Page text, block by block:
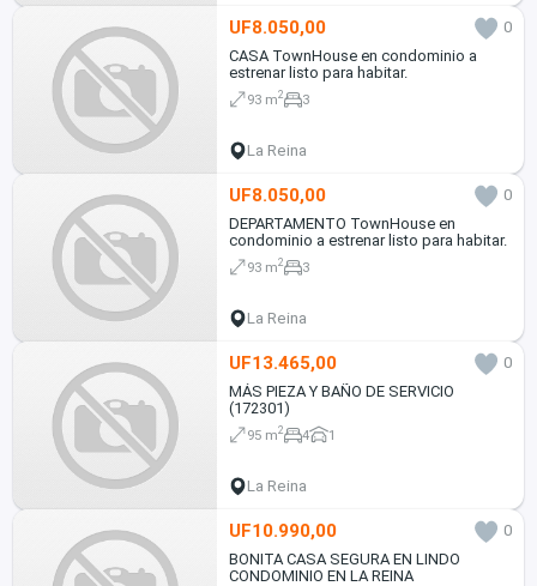
UF8.050,00
0
CASA TownHouse en condominio a
estrenar listo para habitar.
93 m2 3
La Reina
UF8.050,00
0
DEPARTAMENTO TownHouse en
condominio a estrenar listo para habitar.
93 m2 3
La Reina
UF13.465,00
0
MÁS PIEZA Y BAÑO DE SERVICIO
(172301)
95 m2 4 1
La Reina
UF10.990,00
0
BONITA CASA SEGURA EN LINDO
CONDOMINIO EN LA REINA